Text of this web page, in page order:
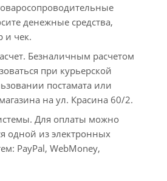
денежные средства,
и чек.
Безналичным расчетом
при курьерской
постамата или
на ул. Красина 60/2.
Для оплаты можно
одной из электронных
PayPal, WebMoney,